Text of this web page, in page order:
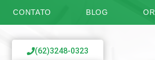
CONTATO BLOG
(62)3248-0323